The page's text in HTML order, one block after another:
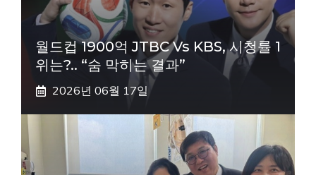
월드컵 1900억 JTBC Vs KBS, 시청률 1
위는?.. “숨 막히는 결과”
2026년 06월 17일